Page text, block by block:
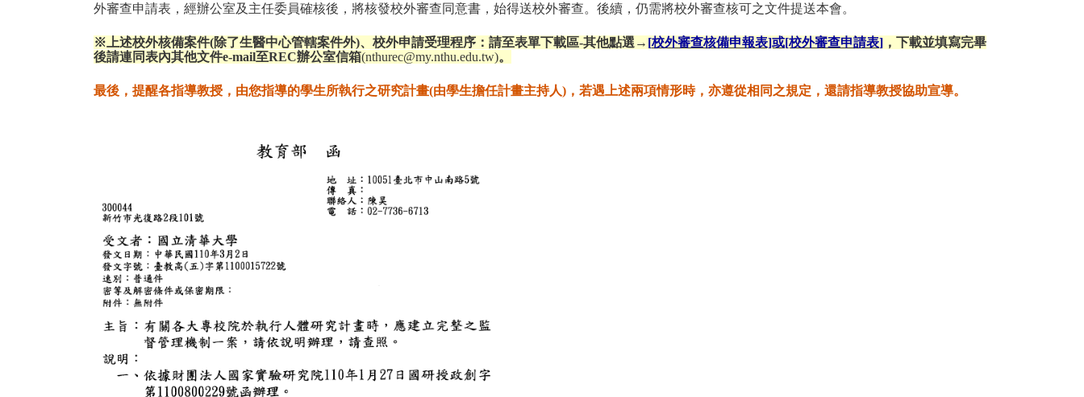
外審查申請表，經辦公室及主任委員確核後，將核發校外審查同意書，始得送校外審查。後續，仍需將校外審查核可之文件提送本會。
※上述校外核備案件(除了生醫中心管轄案件外)、校外申請受理程序：請至表單下載區-其他點選→ [校外審查核備申報表]或[校外審查申請表] ，下載並填寫完畢
後請連同表內其他文件e-mail至REC辦公室信箱(nthurec@my.nthu.edu.tw)。
最後，提醒各指導教授，由您指導的學生所執行之研究計畫(由學生擔任計畫主持人)，若遇上述兩項情形時，亦遵從相同之規定，還請指導教授協助宣導。